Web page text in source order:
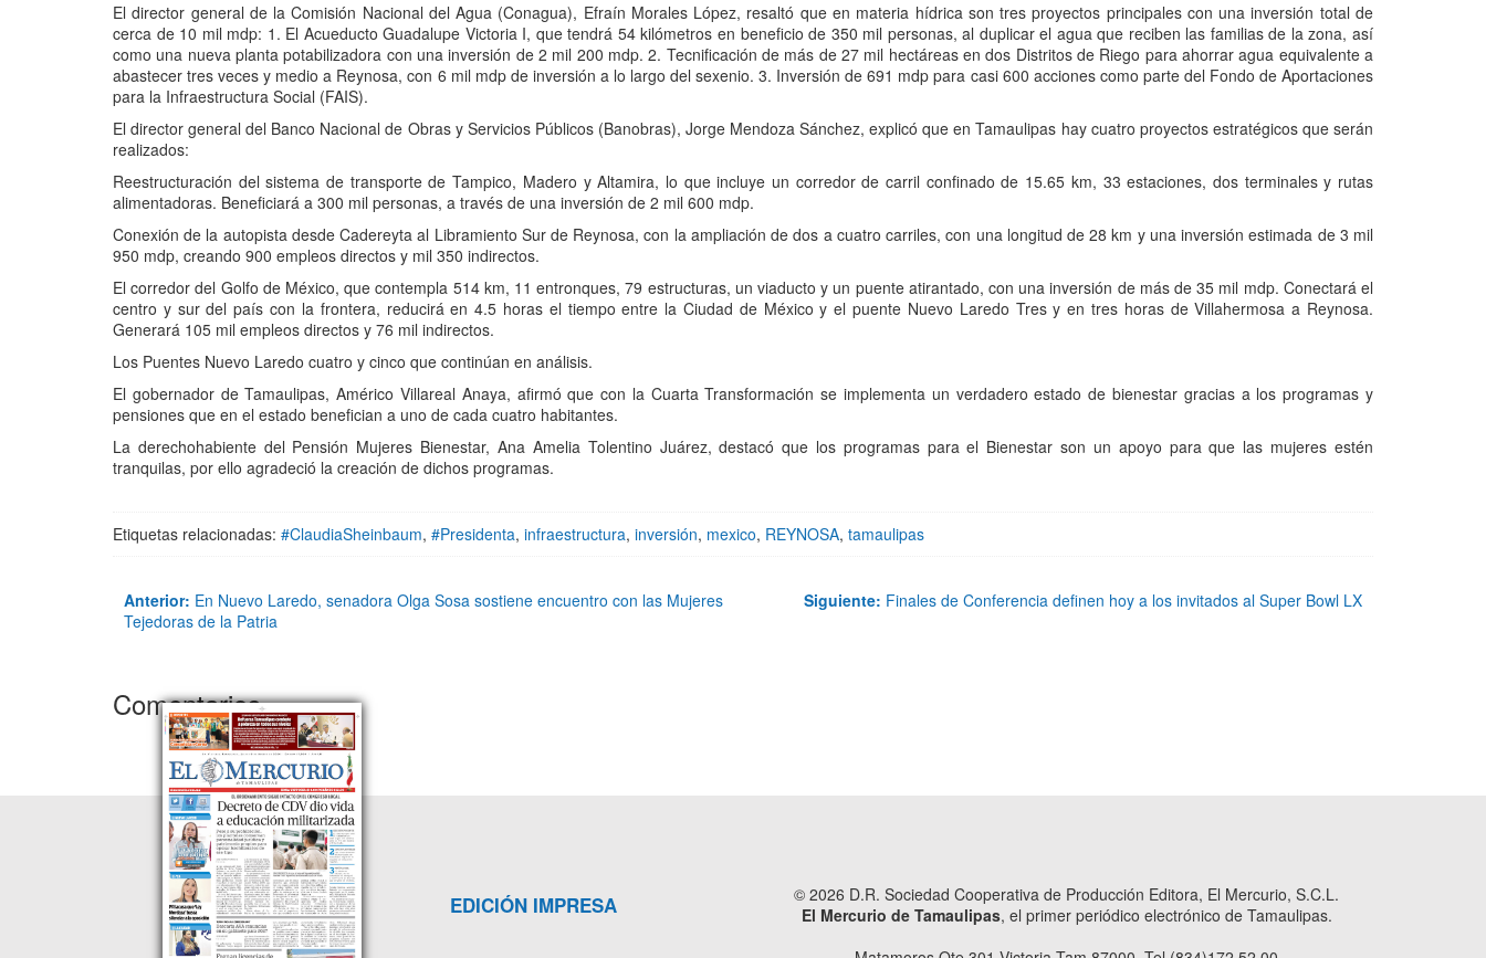
El director general de la Comisión Nacional del Agua (Conagua), Efraín Morales López, resaltó que en materia hídrica son tres proyectos principales con una inversión total de
cerca de 10 mil mdp: 1. El Acueducto Guadalupe Victoria I, que tendrá 54 kilómetros en beneficio de 350 mil personas, al duplicar el agua que reciben las familias de la zona, así
como una nueva planta potabilizadora con una inversión de 2 mil 200 mdp. 2. Tecnificación de más de 27 mil hectáreas en dos Distritos de Riego para ahorrar agua equivalente a
abastecer tres veces y medio a Reynosa, con 6 mil mdp de inversión a lo largo del sexenio. 3. Inversión de 691 mdp para casi 600 acciones como parte del Fondo de Aportaciones
para la Infraestructura Social (FAIS).
El director general del Banco Nacional de Obras y Servicios Públicos (Banobras), Jorge Mendoza Sánchez, explicó que en Tamaulipas hay cuatro proyectos estratégicos que serán
realizados:
Reestructuración del sistema de transporte de Tampico, Madero y Altamira, lo que incluye un corredor de carril confinado de 15.65 km, 33 estaciones, dos terminales y rutas
alimentadoras. Beneficiará a 300 mil personas, a través de una inversión de 2 mil 600 mdp.
Conexión de la autopista desde Cadereyta al Libramiento Sur de Reynosa, con la ampliación de dos a cuatro carriles, con una longitud de 28 km y una inversión estimada de 3 mil
950 mdp, creando 900 empleos directos y mil 350 indirectos.
El corredor del Golfo de México, que contempla 514 km, 11 entronques, 79 estructuras, un viaducto y un puente atirantado, con una inversión de más de 35 mil mdp. Conectará el
centro y sur del país con la frontera, reducirá en 4.5 horas el tiempo entre la Ciudad de México y el puente Nuevo Laredo Tres y en tres horas de Villahermosa a Reynosa.
Generará 105 mil empleos directos y 76 mil indirectos.
Los Puentes Nuevo Laredo cuatro y cinco que continúan en análisis.
El gobernador de Tamaulipas, Américo Villareal Anaya, afirmó que con la Cuarta Transformación se implementa un verdadero estado de bienestar gracias a los programas y
pensiones que en el estado benefician a uno de cada cuatro habitantes.
La derechohabiente del Pensión Mujeres Bienestar, Ana Amelia Tolentino Juárez, destacó que los programas para el Bienestar son un apoyo para que las mujeres estén
tranquilas, por ello agradeció la creación de dichos programas.
Etiquetas relacionadas: #ClaudiaSheinbaum, #Presidenta, infraestructura, inversión, mexico, REYNOSA, tamaulipas
Anterior: En Nuevo Laredo, senadora Olga Sosa sostiene encuentro con las Mujeres
Tejedoras de la Patria
Siguiente: Finales de Conferencia definen hoy a los invitados al Super Bowl LX
Comentarios
EDICIÓN IMPRESA
© 2026 D.R. Sociedad Cooperativa de Producción Editora, El Mercurio, S.C.L.
El Mercurio de Tamaulipas, el primer periódico electrónico de Tamaulipas.